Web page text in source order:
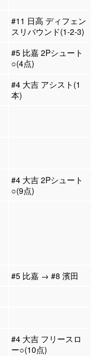
#11 日高 ディフェン
スリバウンド(1-2-3)
#5 比嘉 2Pシュート
○(4点)
#4 大吉 アシスト(1
本)
#4 大吉 2Pシュート
○(9点)
#5 比嘉 → #8 濱田
#4 大吉 フリースロ
ー○(10点)